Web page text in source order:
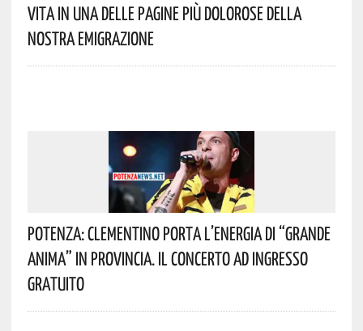
Vita In Una Delle Pagine Più Dolorose Della
Nostra Emigrazione
Potenza: Clementino Porta L’energia Di “Grande
Anima” In Provincia. Il Concerto Ad Ingresso
Gratuito